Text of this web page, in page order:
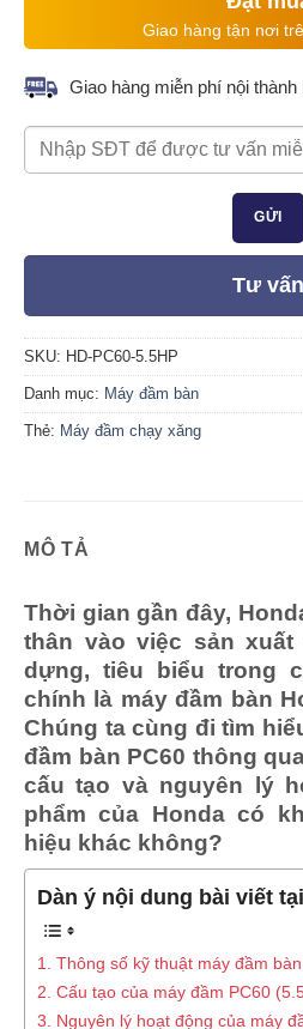
Giao hàng tận nơi
Giao hàng miễn phí nội
Tư vấn
SKU: HD-PC60-5.5HP
Danh mục: Máy đầm bàn
Thẻ: Máy đầm chạy xăng
MÔ TẢ
Thời gian gần đây,
thân vào việc sản
dựng, tiêu biểu trong
chính là máy đầm bàn
Chúng ta cùng đi tìm
đầm bàn PC60 thông
cấu tạo và nguyên lý
phẩm của Honda có
hiệu khác không?
Dàn ý nội dung bài viết
1. Thông số kỹ thuật máy đầm
2. Cấu tạo của máy đầm PC60
3. Nguyên lý hoạt động của máy